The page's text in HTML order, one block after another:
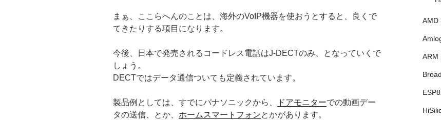
まぁ、ここらへんのことは、海外のVoIP機器を使おうとすると、良くで
てきたりする項目になります。
今後、日本で発売されるコードレス電話はJ-DECTのみ、となっていくで
しょう。
DECTではデータ通信ついても定義されています。
製品例としては、すでにパナソニックから、 ドアモニターでの動画デー
タの送信、とか、 ホームスマートフォンとかがあります。
AMD
ARM